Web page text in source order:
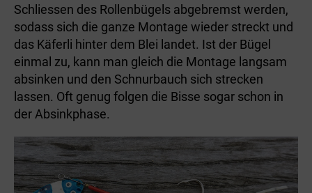
Schliessen des Rollenbügels abgebremst werden,
sodass sich die ganze Montage wieder streckt und
das Käferli hinter dem Blei landet. Ist der Bügel
einmal zu, kann man gleich die Montage langsam
absinken und den Schnurbauch sich strecken
lassen. Oft genug folgen die Bisse sogar schon in
der Absinkphase.